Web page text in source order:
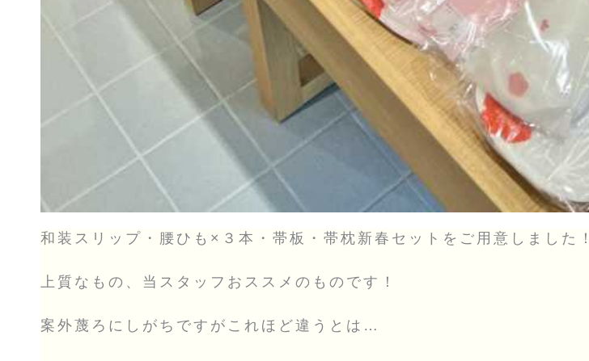
和装スリップ・腰ひも×３本・帯板・帯枕新春セットをご用意しました！
上質なもの、当スタッフおススメのものです！
案外蔑ろにしがちですがこれほど違うとは…